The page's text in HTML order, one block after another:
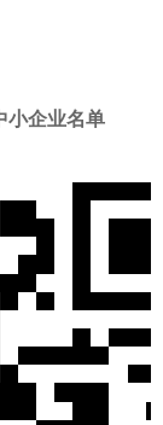
小企业名单